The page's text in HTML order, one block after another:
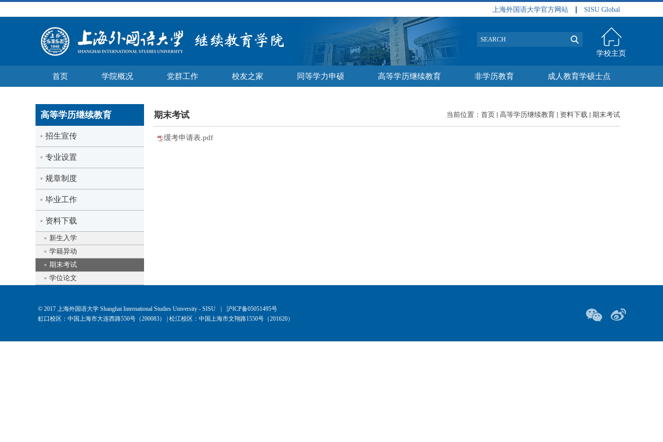
上海外国语大学官方网站 SISU Global
学校主页
首页 学院概况 党群工作 校友之家 同等学力申硕 高等学历继续教育 非学历教育 成人教育学硕士点
高等学历继续教育
招生宣传
专业设置
规章制度
毕业工作
资料下载
新生入学
学籍异动
期末考试
学位论文
期末考试 当前位置： 首页 高等学历继续教育 资料下载 期末考试
缓考申请表.pdf
© 2017 上海外国语大学 Shanghai International Studies University - SISU
沪ICP备05051495号
虹口校区：中国上海市大连西路550号（200083） | 松江校区：中国上海市文翔路1550号（201620）